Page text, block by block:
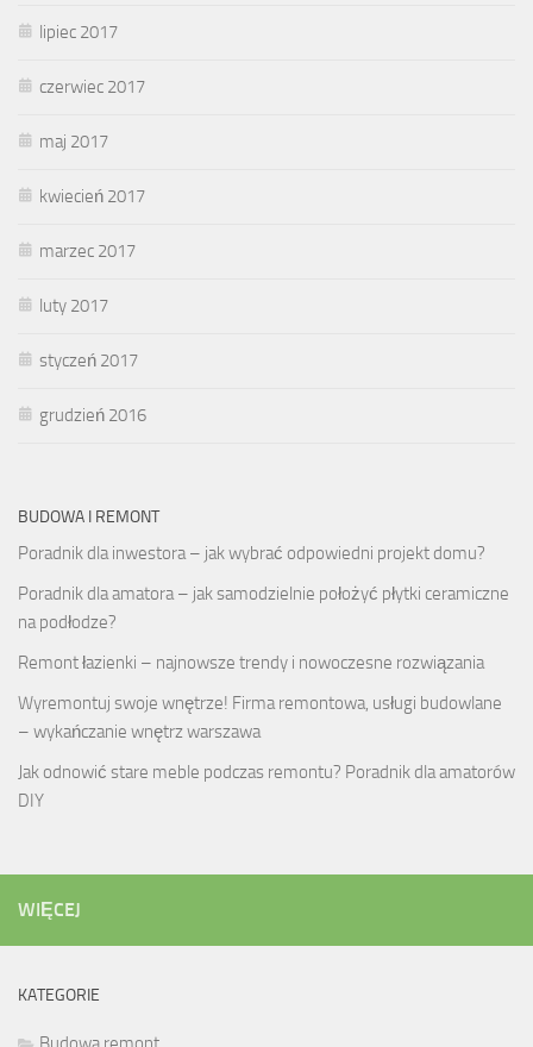
lipiec 2017
czerwiec 2017
maj 2017
kwiecień 2017
marzec 2017
luty 2017
styczeń 2017
grudzień 2016
BUDOWA I REMONT
Poradnik dla inwestora – jak wybrać odpowiedni projekt domu?
Poradnik dla amatora – jak samodzielnie położyć płytki ceramiczne
na podłodze?
Remont łazienki – najnowsze trendy i nowoczesne rozwiązania
Wyremontuj swoje wnętrze! Firma remontowa, usługi budowlane
– wykańczanie wnętrz warszawa
Jak odnowić stare meble podczas remontu? Poradnik dla amatorów
DIY
WIĘCEJ
KATEGORIE